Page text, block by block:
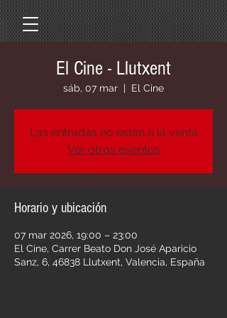
El Cine - Llutxent
sáb, 07 mar
  |
El Cine
Las entradas no están a la venta
Ver otros eventos
Horario y ubicación
07 mar 2026, 19:00 – 23:00
El Cine, Carrer Beato Don José Aparicio
Sanz, 6, 46838 Llutxent, Valencia, España